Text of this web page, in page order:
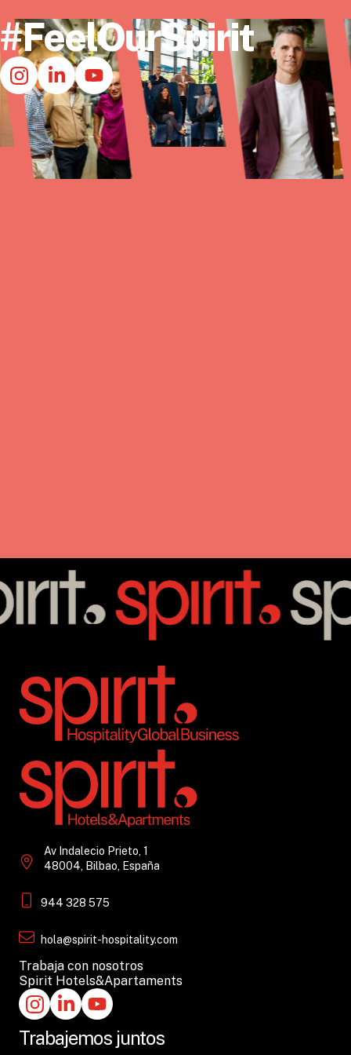
#FeelOurSpirit
Av Indalecio Prieto, 1
48004, Bilbao, España
944 328 575
hola@spirit-hospitality.com
Trabaja con nosotros
Spirit Hotels&Apartaments
Trabajemos juntos